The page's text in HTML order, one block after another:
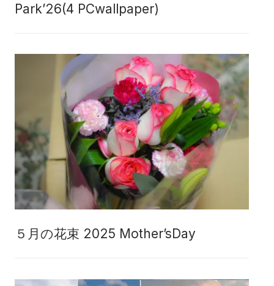
Park’26(4 PCwallpaper)
５月の花束 2025 Mother’sDay